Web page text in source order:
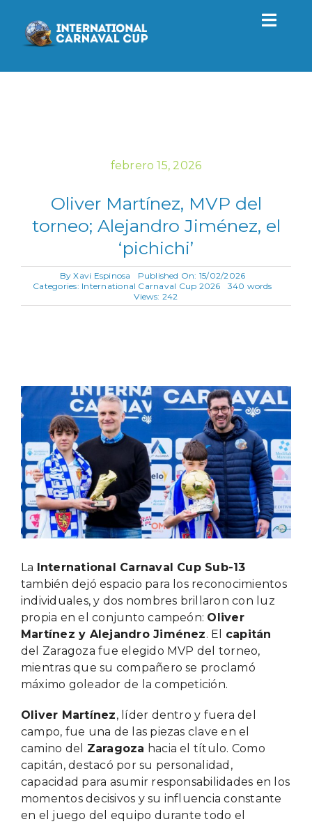
contenido
Torneo
Contacto
febrero 15, 2026
Oliver Martínez, MVP del
torneo; Alejandro Jiménez, el
‘pichichi’
ByXavi Espinosa
Published On: 15/02/2026
Categories: International Carnaval Cup 2026
340 words
Views: 242
Ver
imagen
grande
La International Carnaval Cup Sub-13
también dejó espacio para los reconocimientos
individuales, y dos nombres brillaron con luz
propia en el conjunto campeón: Oliver
Martínez y Alejandro Jiménez. El capitán
del Zaragoza fue elegido MVP del torneo,
mientras que su compañero se proclamó
máximo goleador de la competición.
Oliver Martínez, líder dentro y fuera del
campo, fue una de las piezas clave en el
camino del Zaragoza hacia el título. Como
capitán, destacó por su personalidad,
capacidad para asumir responsabilidades en los
momentos decisivos y su influencia constante
en el juego del equipo durante todo el